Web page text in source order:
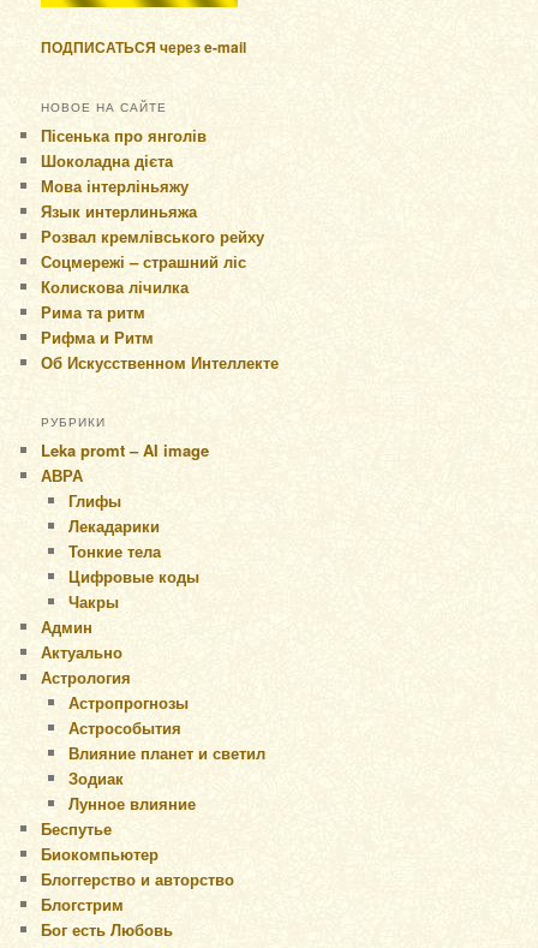
ПОДПИСАТЬСЯ через e-mail
НОВОЕ НА САЙТЕ
Пісенька про янголів
Шоколадна дієта
Мова інтерліньяжу
Язык интерлиньяжа
Розвал кремлівського рейху
Соцмережі – страшний ліс
Колискова лічилка
Рима та ритм
Рифма и Ритм
Об Искусственном Интеллекте
РУБРИКИ
Leka promt – AI image
АВРА
Глифы
Лекадарики
Тонкие тела
Цифровые коды
Чакры
Админ
Актуально
Астрология
Астропрогнозы
Астрособытия
Влияние планет и светил
Зодиак
Лунное влияние
Беспутье
Биокомпьютер
Блоггерство и авторство
Блогстрим
Бог есть Любовь